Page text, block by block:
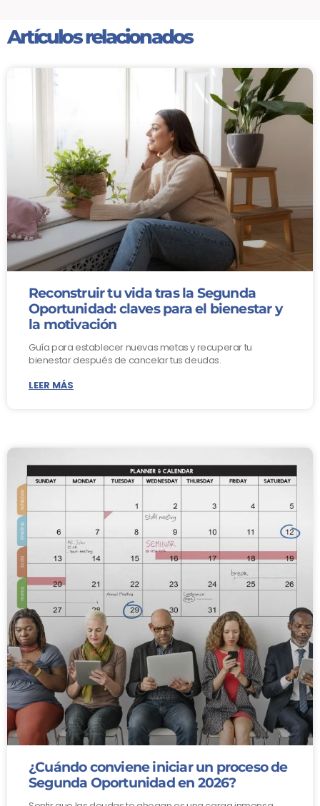
Artículos relacionados
Reconstruir tu vida tras la Segunda
Oportunidad: claves para el bienestar y
la motivación
Guía para establecer nuevas metas y recuperar tu
bienestar después de cancelar tus deudas.
LEER MÁS
¿Cuándo conviene iniciar un proceso de
Segunda Oportunidad en 2026?